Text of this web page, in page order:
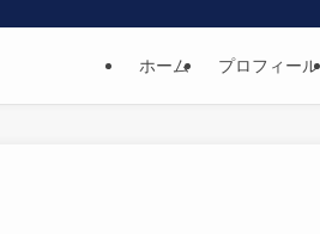
ホーム プロフィール